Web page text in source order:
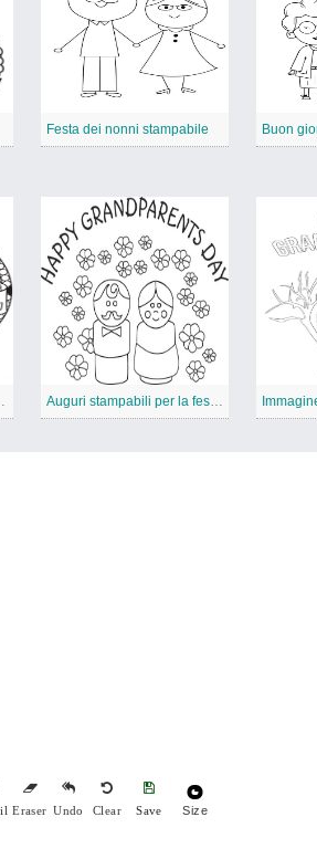
Festa dei nonni stampabile
Eraser Undo Clear Save Size